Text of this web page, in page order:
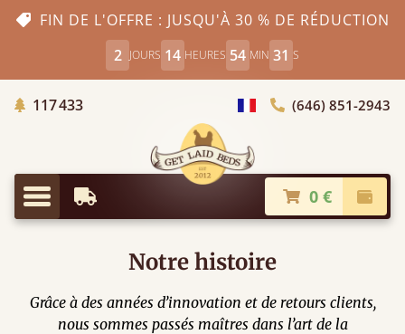
FIN DE L'OFFRE : JUSQU'À 30 % DE RÉDUCTION
2 JOURS 14 HEURES 54 MIN 30 S
117 433Arbres Plantés
Choisir le pays(646) 851-2943
Menu
Livraison à partir de 0 €
Notre histoire
Grâce à des années d’innovation et de retours clients,
nous sommes passés maîtres dans l’art de la